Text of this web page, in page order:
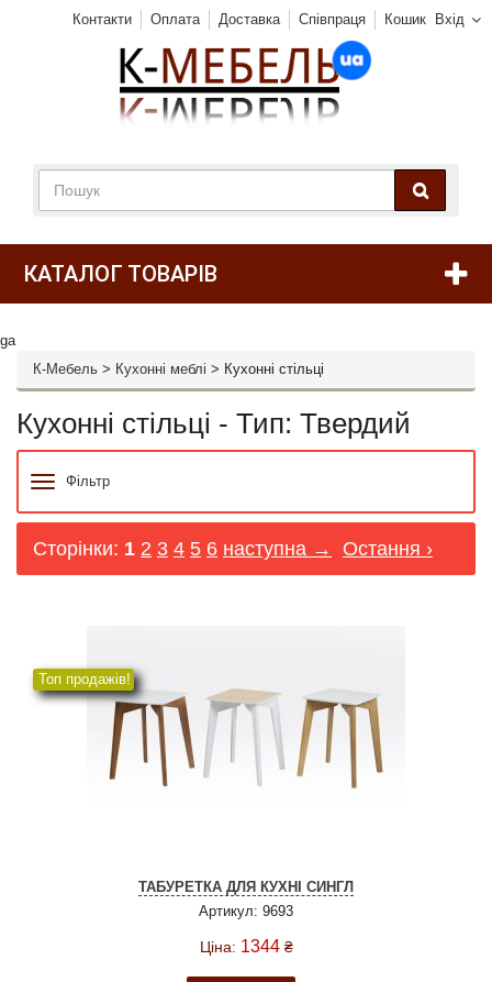
Вхід
Контакти Оплата Доставка Співпраця Кошик
КАТАЛОГ ТОВАРІВ
ga
К-Мебель > Кухонні меблі > Кухонні стільці
Кухонні стільці - Тип: Твердий
Фільтр
Сторінки: 1 2 3 4 5 6 наступна → Остання ›
Топ продажів!
ТАБУРЕТКА ДЛЯ КУХНІ СИНГЛ
Артикул: 9693
Ціна: 1344 ₴